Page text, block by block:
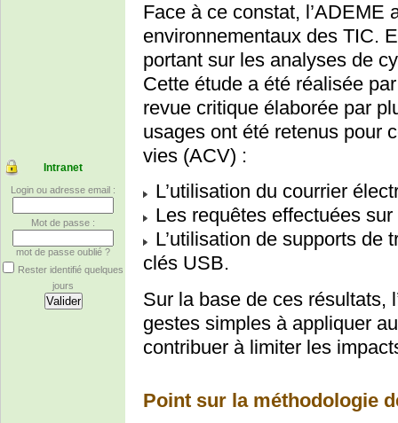
Intranet
Login ou adresse email :
Mot de passe :
mot de passe oublié ?
Rester identifié quelques
jours
Face à ce constat, l’ADEME
environnementaux des TIC.
portant sur les analyses de
Cette étude a été réalisée
revue critique élaborée par
usages ont été retenus pour
vies (ACV) :
L’utilisation du courrier
Les requêtes effectuées
L’utilisation de supports de
clés USB.
Sur la base de ces résultats,
gestes simples à appliquer
contribuer à limiter les
Point sur la méthodologie